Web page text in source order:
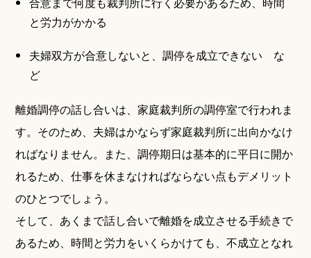
と労力がかかる
夫婦双方が合意しないと、調停を成立できない な
ど
離婚調停の話し合いは、家庭裁判所の調停室で行われま
す。そのため、夫婦はかならず家庭裁判所に出向かなけ
ればなりません。また、調停期日は基本的に平日に開か
れるため、仕事を休まなければならない点もデメリット
のひとつでしょう。
そして、あくまで話し合いで離婚を成立させる手続きで
あるため、時間と労力をいくらかけても、不成立となれ